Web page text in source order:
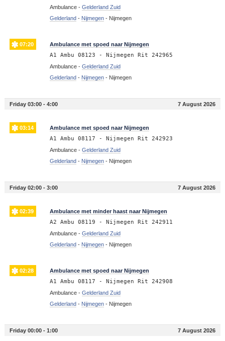
Ambulance - Gelderland Zuid
Gelderland- Nijmegen- Nijmegen
07:20 Ambulance met spoed naar Nijmegen
A1 Ambu 08123 - Nijmegen Rit 242965
Ambulance - Gelderland Zuid
Gelderland- Nijmegen- Nijmegen
Friday 03:00 - 4:00 7 August 2026
03:14 Ambulance met spoed naar Nijmegen
A1 Ambu 08117 - Nijmegen Rit 242923
Ambulance - Gelderland Zuid
Gelderland- Nijmegen- Nijmegen
Friday 02:00 - 3:00 7 August 2026
02:39 Ambulance met minder haast naar Nijmegen
A2 Ambu 08119 - Nijmegen Rit 242911
Ambulance - Gelderland Zuid
Gelderland- Nijmegen- Nijmegen
02:28 Ambulance met spoed naar Nijmegen
A1 Ambu 08117 - Nijmegen Rit 242908
Ambulance - Gelderland Zuid
Gelderland- Nijmegen- Nijmegen
Friday 00:00 - 1:00 7 August 2026